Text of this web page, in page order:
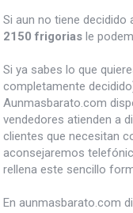
Si aun no tiene decidido
2150 frigorias le
Si ya sabes lo que
completamente
Aunmasbarato.com
vendedores atienden a
clientes que necesitan
aconsejaremos
rellena este sencillo
En aunmasbarato.com